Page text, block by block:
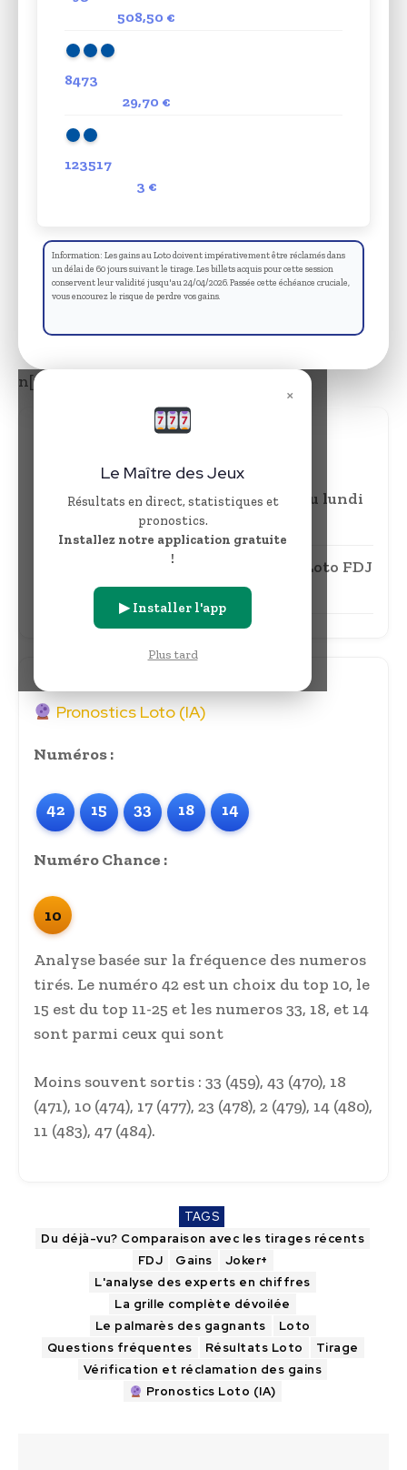
508,50 €
8473
29,70 €
123517
3 €
Information: Les gains au Loto doivent impérativement être réclamés dans
un délai de 60 jours suivant le tirage. Les billets acquis pour cette session
conservent leur validité jusqu'au 24/04/2026. Passée cette échéance cruciale,
vous encourez le risque de perdre vos gains.
×
Le Maître des Jeux
Résultats en direct, statistiques et
pronostics.
Installez notre application gratuite
!
▶ Installer l'app
Plus tard
n[wpcode id= »3894″]
Quels sont les résultats du Loto du lundi
23 février 2026 ?
A quelle heure a lieu le tirage du Loto FDJ
Pronostics Loto (IA)
Numéros :
42 15 33 18 14
Numéro Chance :
10
Analyse basée sur la fréquence des numeros
tirés. Le numéro 42 est un choix du top 10, le
15 est du top 11-25 et les numeros 33, 18, et 14
sont parmi ceux qui sont
Moins souvent sortis : 33 (459), 43 (470), 18
(471), 10 (474), 17 (477), 23 (478), 2 (479), 14 (480),
11 (483), 47 (484).
TAGS
Du déjà-vu? Comparaison avec les tirages récents
FDJ
Gains
Joker+
L'analyse des experts en chiffres
La grille complète dévoilée
Le palmarès des gagnants
Loto
Questions fréquentes
Résultats Loto
Tirage
Vérification et réclamation des gains
Pronostics Loto (IA)